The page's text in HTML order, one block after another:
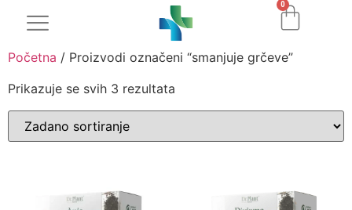
0
Početna / Proizvodi označeni “smanjuje grčeve”
Prikazuje se svih 3 rezultata